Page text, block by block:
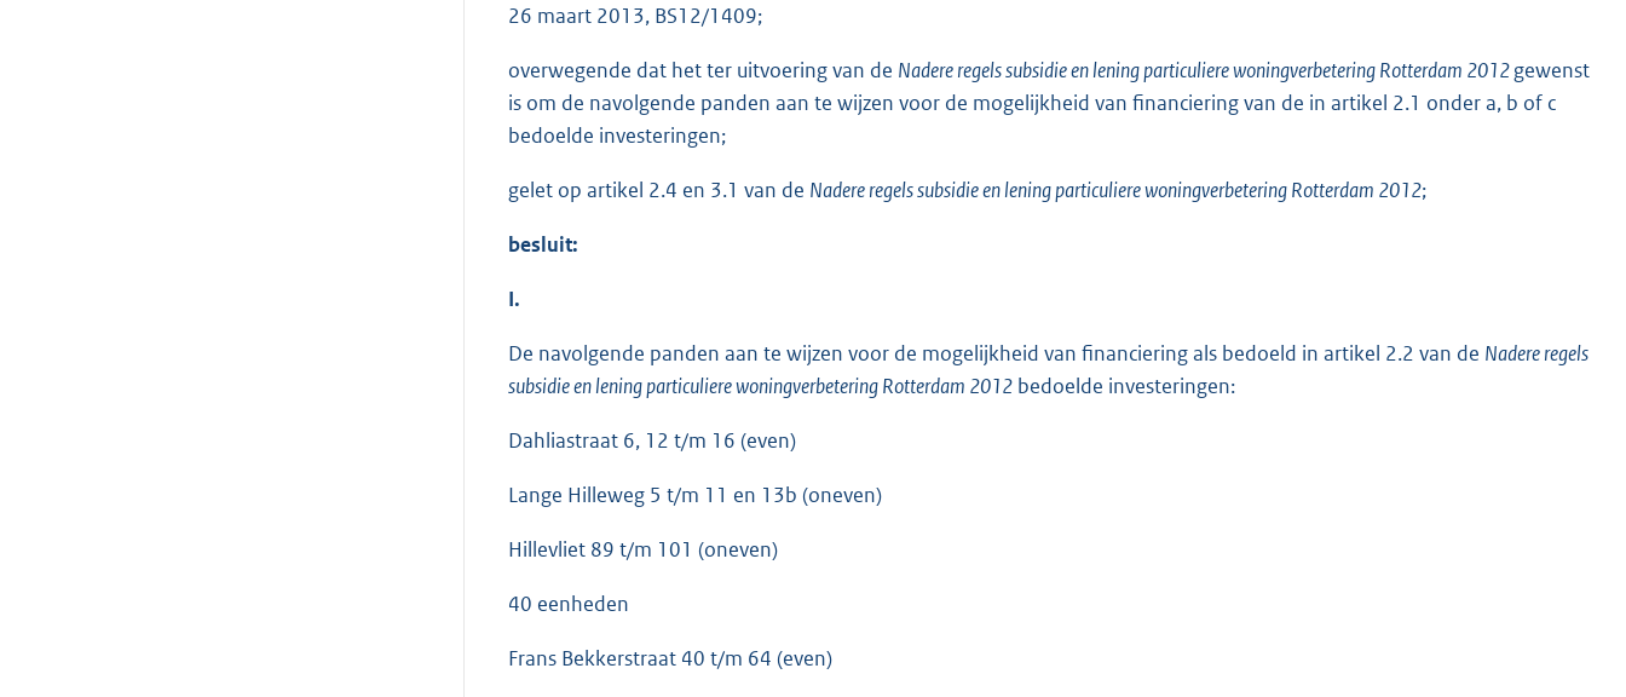
26 maart 2013, BS12/1409;
overwegende dat het ter uitvoering van de Nadere regels subsidie en lening particuliere woningverbetering Rotterdam 2012gewenst
is om de navolgende panden aan te wijzen voor de mogelijkheid van financiering van de in artikel 2.1 onder a, b of c
bedoelde investeringen;
gelet op artikel 2.4 en 3.1 van de Nadere regels subsidie en lening particuliere woningverbetering Rotterdam 2012;
besluit:
I.
De navolgende panden aan te wijzen voor de mogelijkheid van financiering als bedoeld in artikel 2.2 van de Nadere regels
subsidie en lening particuliere woningverbetering Rotterdam 2012 bedoelde investeringen:
Dahliastraat 6, 12 t/m 16 (even)
Lange Hilleweg 5 t/m 11 en 13b (oneven)
Hillevliet 89 t/m 101 (oneven)
40 eenheden
Frans Bekkerstraat 40 t/m 64 (even)